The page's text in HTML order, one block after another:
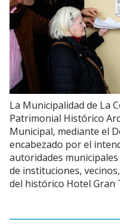
La Municipalidad de La
Patrimonial Histórico
Municipal, mediante el
encabezado por el
autoridades
de instituciones,
del histórico Hotel Gran